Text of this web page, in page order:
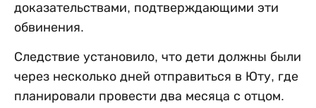
доказательствами, подтверждающими эти
обвинения.
Следствие установило, что дети должны были
через несколько дней отправиться в Юту, где
планировали провести два месяца с отцом.